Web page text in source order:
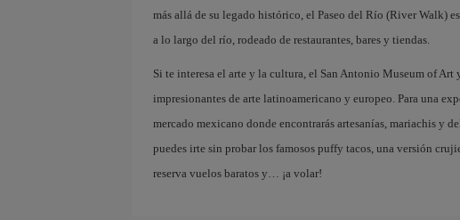
más allá de su legado histórico, el Paseo del Río (River Walk)
a lo largo del río, rodeado de restaurantes, bares y tiendas.
Si te interesa el arte y la cultura, el San Antonio Museum of
impresionantes de arte latinoamericano y europeo. Para una
mercado mexicano donde encontrarás artesanías, mariachis y
puedes irte sin probar los famosos puffy tacos, una versión
reserva vuelos baratos y… ¡a volar!